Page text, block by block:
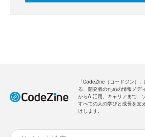
「CodeZine（コードジン）
る、開発者のための情報メデ
からAI活用、キャリアまで、
すべての人の学びと成長を支
けします。